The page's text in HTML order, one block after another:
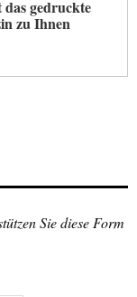
das gedruckte
zu Ihnen
Sie diese Form